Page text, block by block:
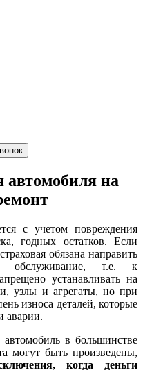
автомобиля на
с учетом повреждения
годных остатков. Если
обязана направить
обслуживание, т.е. к
устанавливать на
узлы и агрегаты, но при
износа деталей, которые
аварии.
автомобиль в большинстве
могут быть произведены,
когда деньги